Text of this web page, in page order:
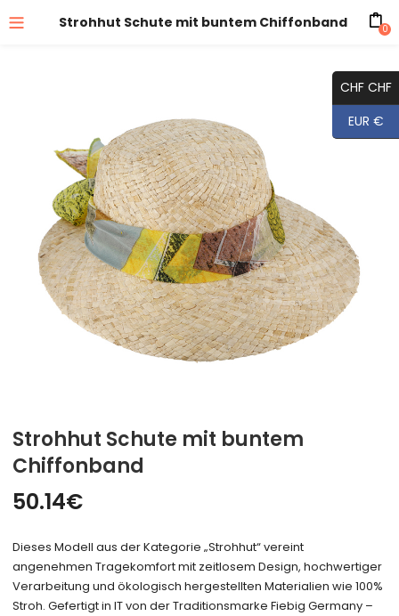
Strohhut Schute mit buntem Chiffonband 0
Strohhut Schute mit buntem
Chiffonband
50.14€
Dieses Modell aus der Kategorie „Strohhut“ vereint
angenehmen Tragekomfort mit zeitlosem Design, hochwertiger
Verarbeitung und ökologisch hergestellten Materialien wie 100%
Stroh. Gefertigt in IT von der Traditionsmarke Fiebig Germany –
CHF CHF
EUR €